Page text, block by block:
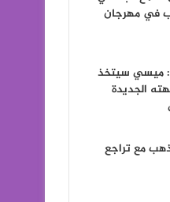
في مهرجان
ميسي سيتخذ
الجديدة
مع تراجع